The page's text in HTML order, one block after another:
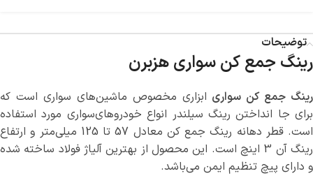
توضیحات
رینگ جمع کن سواری هزبرن
رینگ جمع کن سواری ابزاری مخصوص ماشین‌های سواری است که
برای جا انداختن رینگ سیلندر انواع خودروهای‌سواری مورد استفاده
است. قطر دهانه رینگ جمع کن معادل 57 تا 125 میلی‌متر و ارتفاع
رینگ آن 3 اینچ است. این محصول از بهترین آلیاژ فولاد ساخته شده
و دارای پیچ تنظیم ایمن می‌باشد.